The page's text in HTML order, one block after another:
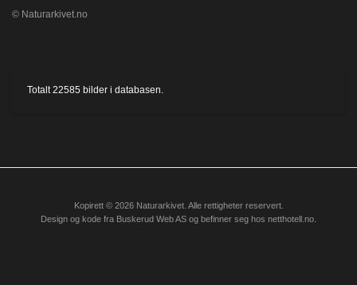
© Naturarkivet.no
Totalt 22585 bilder i databasen.
Kopirett © 2026 Naturarkivet. Alle rettigheter reservert.
Design og kode fra Buskerud Web AS og befinner seg hos netthotell.no